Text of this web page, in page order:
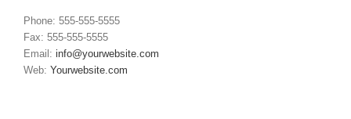
Phone: 555-555-5555
Fax: 555-555-5555
Email: info@yourwebsite.com
Web: Yourwebsite.com